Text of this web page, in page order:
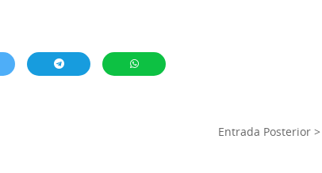
Entrada Posterior >